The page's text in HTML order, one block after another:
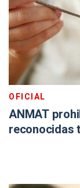
OFICIAL
ANMAT
reconocidas